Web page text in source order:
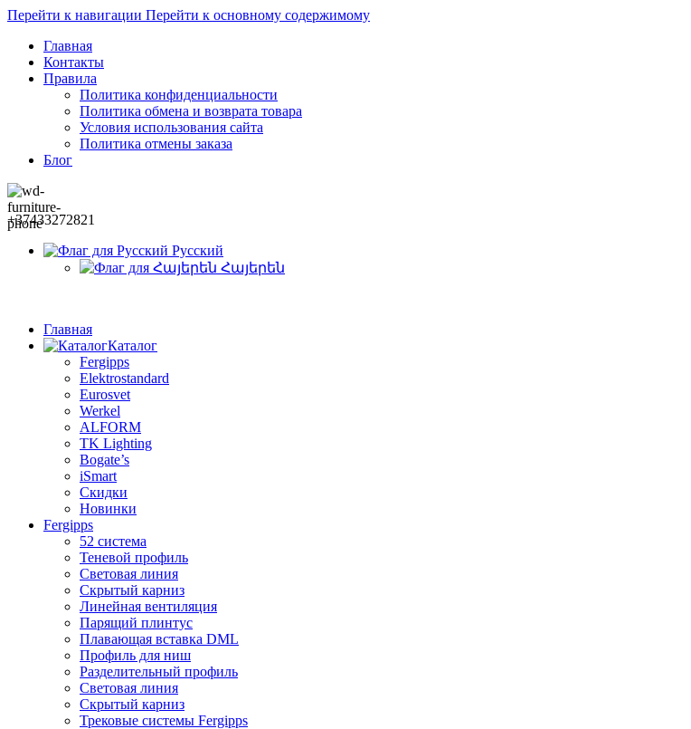
Перейти к навигации Перейти к основному содержимому
Главная
Контакты
Правила
Политика конфиденциальности
Политика обмена и возврата товара
Условия использования сайта
Политика отмены заказа
Блог
+37433272821
Русский
Հայերեն
Главная
Каталог
Fergipps
Elektrostandard
Eurosvet
Werkel
ALFORM
TK Lighting
Bogate’s
iSmart
Скидки
Новинки
Fergipps
52 система
Теневой профиль
Световая линия
Скрытый карниз
Линейная вентиляция
Парящий плинтус
Плавающая вставка DML
Профиль для ниш
Разделительный профиль
Световая линия
Скрытый карниз
Трековые системы Fergipps